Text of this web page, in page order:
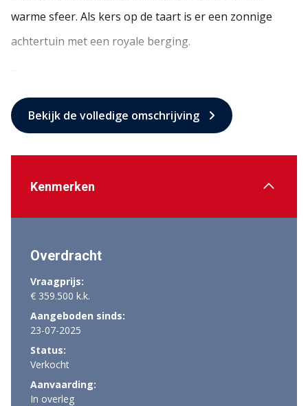
warme sfeer. Als kers op de taart is er een zonnige
achtertuin met een royale berging.
Bekijk de volledige omschrijving
Kenmerken
Overdracht
Vraagprijs:
€ 359.500 k.k.
Aangeboden sinds:
23-07-2025
Status:
Verkocht
Aanvaarding:
In overleg